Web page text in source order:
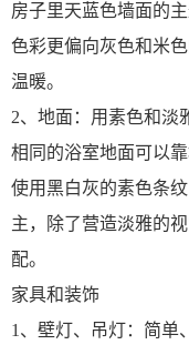
房子里天蓝色墙面的
色彩更偏向灰色和米
温暖。
2、地面：用素色和淡
相同的浴室地面可以
使用黑白灰的素色条
主，除了营造淡雅的
配。
家具和装饰
1、壁灯、吊灯：简单